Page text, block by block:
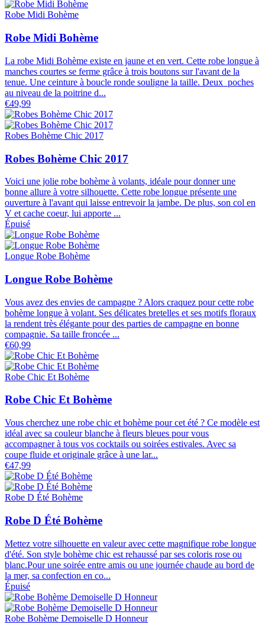
Robe Midi Bohème
Robe Midi Bohème
La robe Midi Bohème existe en jaune et en vert. Cette robe longue à
manches courtes se ferme grâce à trois boutons sur l'avant de la
tenue. Une ceinture à boucle ronde souligne la taille. Deux poches
au niveau de la poitrine d...
€49,99
Robes Bohème Chic 2017
Robes Bohème Chic 2017
Voici une jolie robe bohème à volants, idéale pour donner une
bonne allure à votre silhouette. Cette robe longue présente une
ouverture à l'avant qui laisse entrevoir la jambe. De plus, son col en
V et cache coeur, lui apporte ...
Épuisé
Longue Robe Bohème
Longue Robe Bohème
Vous avez des envies de campagne ? Alors craquez pour cette robe
bohème longue à volant. Ses délicates bretelles et ses motifs floraux
la rendent très élégante pour des parties de campagne en bonne
compagnie. Sa taille froncée ...
€60,99
Robe Chic Et Bohème
Robe Chic Et Bohème
Vous cherchez une robe chic et bohème pour cet été ? Ce modèle est
idéal avec sa couleur blanche à fleurs bleues pour vous
accompagner à tous vos cocktails ou soirées estivales. Avec sa
coupe fluide et originale grâce à une lar...
€47,99
Robe D Été Bohème
Robe D Été Bohème
Mettez votre silhouette en valeur avec cette magnifique robe longue
d'été. Son style bohème chic est rehaussé par ses coloris rose ou
blanc.Pour une soirée entre amis ou une journée chaude au bord de
la mer, sa confection en co...
Épuisé
Robe Bohème Demoiselle D Honneur